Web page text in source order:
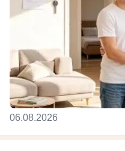
06.08.2026